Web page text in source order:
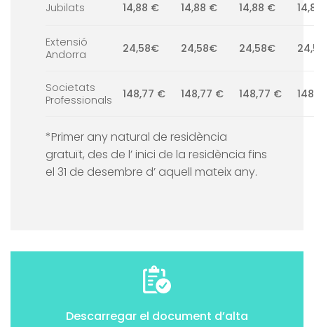
Jubilats 14,88 € 14,88 € 14,88 €
Extensió
Andorra
24,58€ 24,58€ 24,58€
Societats
Professionals
148,77 € 148,77 € 148,77 €
*Primer any natural de residència
gratuït, des de l’ inici de la residència fins
el 31 de desembre d’ aquell mateix any.
Descarregar el document d’alta